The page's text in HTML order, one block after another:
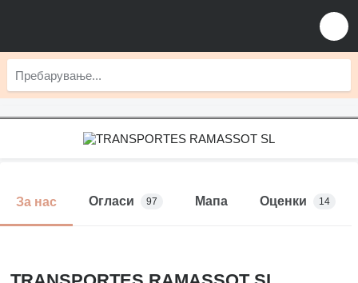
За нас Огласи 97 Мапа Оценки 14